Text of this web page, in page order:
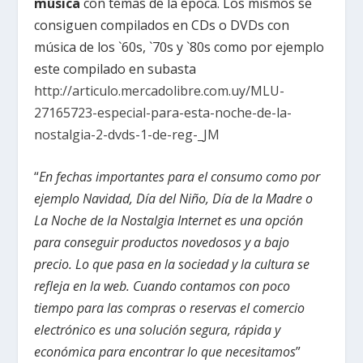
consiguen compilados en CDs o DVDs con
música de los `60s, `70s y `80s como por ejemplo
este compilado en subasta
http://articulo.mercadolibre.com.uy/MLU-
27165723-especial-para-esta-noche-de-la-
nostalgia-2-dvds-1-de-reg-_JM
“En fechas importantes para el consumo como por
ejemplo Navidad, Día del Niño, Día de la Madre o
La Noche de la Nostalgia Internet es una opción
para conseguir productos novedosos y a bajo
precio. Lo que pasa en la sociedad y la cultura se
refleja en la web. Cuando contamos con poco
tiempo para las compras o reservas el comercio
electrónico es una solución segura, rápida y
económica para encontrar lo que necesitamos”